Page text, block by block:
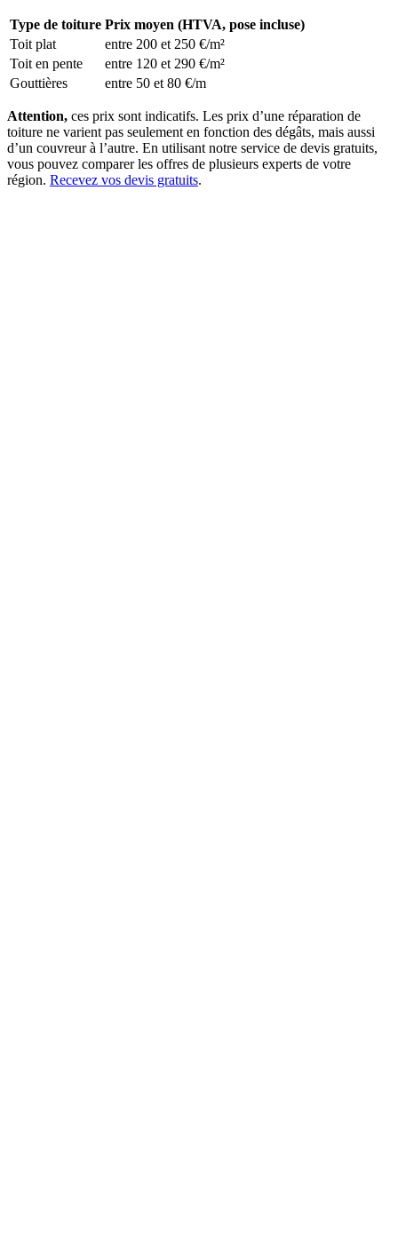
Type de toiture Prix moyen (HTVA, pose incluse)
Toit plat
entre 200 et 250 €/m²
Toit en pente
entre 120 et 290 €/m²
Gouttières
entre 50 et 80 €/m
Attention, ces prix sont indicatifs. Les prix d’une réparation de
toiture ne varient pas seulement en fonction des dégâts, mais aussi
d’un couvreur à l’autre. En utilisant notre service de devis gratuits,
vous pouvez comparer les offres de plusieurs experts de votre
région. Recevez vos devis gratuits.